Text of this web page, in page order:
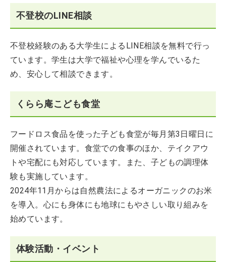
不登校のLINE相談
不登校経験のある大学生によるLINE相談を無料で行っ
ています。学生は大学で福祉や心理を学んでいるた
め、安心して相談できます。
くらら庵こども食堂
フードロス食品を使った子ども食堂が毎月第3日曜日に
開催されています。食堂での食事のほか、テイクアウ
トや宅配にも対応しています。また、子どもの調理体
験も実施しています。
2024年11月からは自然農法によるオーガニックのお米
を導入。心にも身体にも地球にもやさしい取り組みを
始めています。
体験活動・イベント